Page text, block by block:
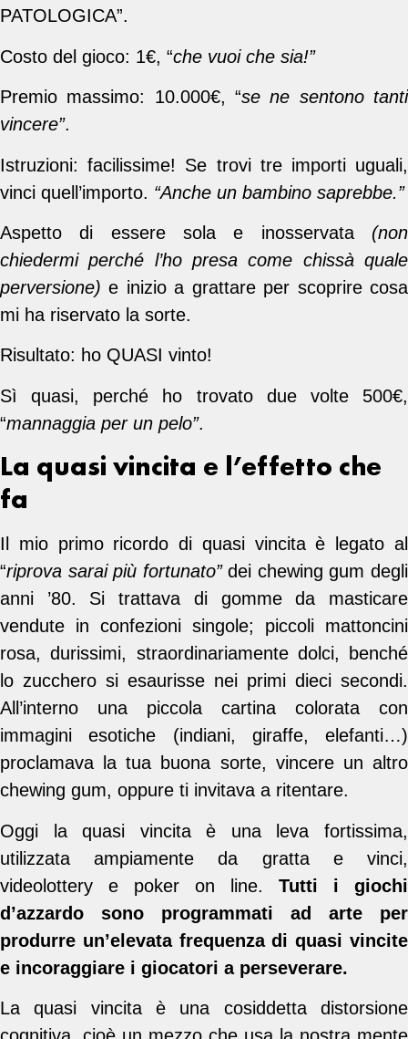
PATOLOGICA”.
Costo del gioco: 1€, “che vuoi che sia!”
Premio massimo: 10.000€, “se ne sentono tanti
vincere”.
Istruzioni: facilissime! Se trovi tre importi uguali,
vinci quell’importo. “Anche un bambino saprebbe.”
Aspetto di essere sola e inosservata (non
chiedermi perché l’ho presa come chissà quale
perversione) e inizio a grattare per scoprire cosa
mi ha riservato la sorte.
Risultato: ho QUASI vinto!
Sì quasi, perché ho trovato due volte 500€,
“mannaggia per un pelo”.
La quasi vincita e l’effetto che
fa
Il mio primo ricordo di quasi vincita è legato al
“riprova sarai più fortunato”dei chewing gum degli
anni ’80. Si trattava di gomme da masticare
vendute in confezioni singole; piccoli mattoncini
rosa, durissimi, straordinariamente dolci, benché
lo zucchero si esaurisse nei primi dieci secondi.
All’interno una piccola cartina colorata con
immagini esotiche (indiani, giraffe, elefanti…)
proclamava la tua buona sorte, vincere un altro
chewing gum, oppure ti invitava a ritentare.
Oggi la quasi vincita è una leva fortissima,
utilizzata ampiamente da gratta e vinci,
videolottery e poker on line. Tutti i giochi
d’azzardo sono programmati ad arte per
produrre un’elevata frequenza di quasi vincite
e incoraggiare i giocatori a perseverare.
La quasi vincita è una cosiddetta distorsione